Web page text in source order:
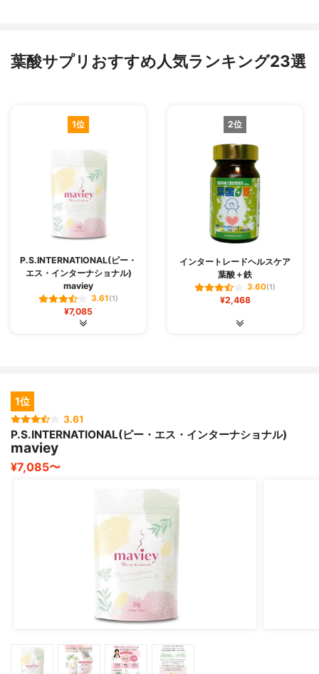
葉酸サプリおすすめ人気ランキング23選
1位
P.S.INTERNATIONAL(ピー・
エス・インターナショナル)
maviey
3.61(1)
¥7,085
2位
インタートレードヘルスケア
葉酸＋鉄
3.60(1)
¥2,468
1位
3.61
P.S.INTERNATIONAL(ピー・エス・インターナショナル)
maviey
¥7,085〜